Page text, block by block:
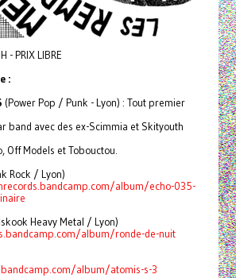
- PRIX LIBRE
:
(Power Pop / Punk - Lyon) : Tout premier
band avec des ex-Scimmia et Skityouth
Off Models et Tobouctou.
Rock / Lyon)
album/echo-035-
Heavy Metal / Lyon)
album/ronde-de-nuit
album/atomis-s-3